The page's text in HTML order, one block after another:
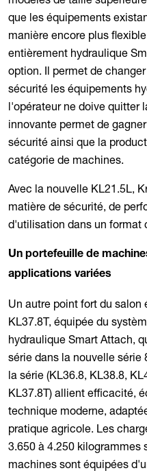
que les équipements
manière encore plus
entièrement hydraulique
option. Il permet de
sécurité les équipements
l'opérateur ne doive quitter
innovante permet de
sécurité ainsi que la
catégorie de machines.
Avec la nouvelle KL21.5L,
matière de sécurité, de
d'utilisation dans un format
Un portefeuille de
applications variées
Un autre point fort du
KL37.8T, équipée du
hydraulique Smart Attach,
série dans la nouvelle série
la série (KL36.8, KL38.8,
KL37.8T) allient efficacité,
technique moderne,
pratique agricole. Les
3.650 à 4.250 kilogrammes
machines sont équipées